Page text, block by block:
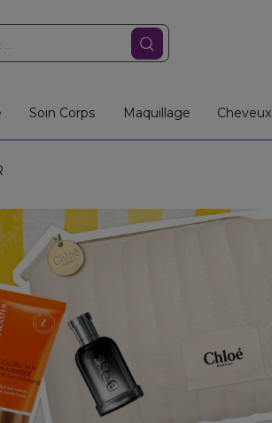
Soin Corps Maquillage Cheveux